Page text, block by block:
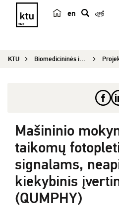
en
e
KTU Biomedicininės inžinerijos institutas
Mašininio
taikomų
signalams,
kiekybinis
(QUMPHY)